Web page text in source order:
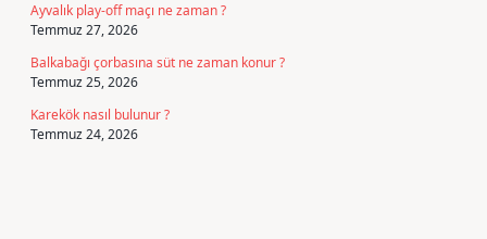
Ayvalık play-off maçı ne zaman ?
Temmuz 27, 2026
Balkabağı çorbasına süt ne zaman konur ?
Temmuz 25, 2026
Karekök nasıl bulunur ?
Temmuz 24, 2026